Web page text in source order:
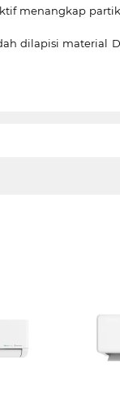
menangkap
dilapisi